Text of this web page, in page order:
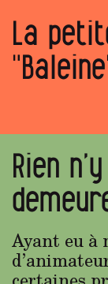
La
Rien
Ayant eu à